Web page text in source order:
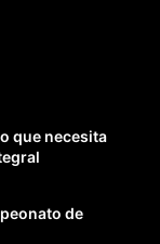
que necesita
de